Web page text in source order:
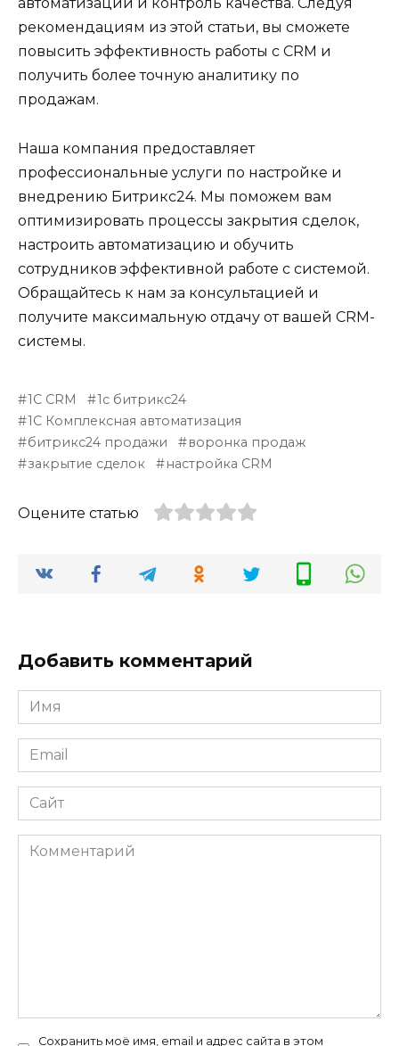
автоматизации и контроль качества. Следуя
рекомендациям из этой статьи, вы сможете
повысить эффективность работы с CRM и
получить более точную аналитику по
продажам.
Наша компания предоставляет
профессиональные услуги по настройке и
внедрению Битрикс24. Мы поможем вам
оптимизировать процессы закрытия сделок,
настроить автоматизацию и обучить
сотрудников эффективной работе с системой.
Обращайтесь к нам за консультацией и
получите максимальную отдачу от вашей CRM-
системы.
1С CRM
1с битрикс24
1С Комплексная автоматизация
битрикс24 продажи
воронка продаж
закрытие сделок
настройка CRM
Оцените статью
Добавить комментарий
Имя
*
Email
*
Сайт
Комментарий
Сохранить моё имя, email и адрес сайта в этом